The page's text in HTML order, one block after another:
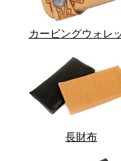
カービングウォレ
長財布